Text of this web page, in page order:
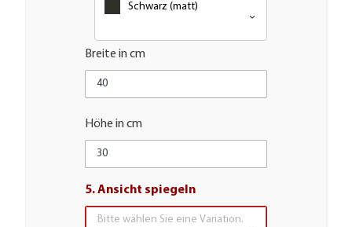
Schwarz (matt)
Breite in cm
Höhe in cm
5. Ansicht spiegeln
Bitte wählen Sie eine Variation.